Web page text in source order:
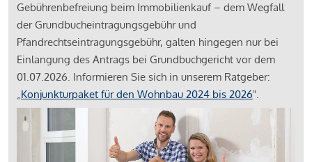
Gebührenbefreiung beim Immobilienkauf – dem Wegfall
der Grundbucheintragungsgebühr und
Pfandrechtseintragungsgebühr, galten hingegen nur bei
Einlangung des Antrags bei Grundbuchgericht vor dem
01.07.2026. Informieren Sie sich in unserem Ratgeber:
„Konjunkturpaket für den Wohnbau 2024 bis 2026".